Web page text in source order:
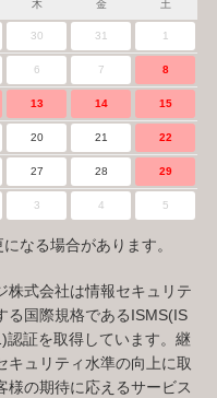
木 金 土
30 31 1
6 7 8
13 14 15
20 21 22
27 28 29
3 4 5
なる場合があります。
株式会社は情報セキュリテ
る国際規格であるISMS(IS
認証を取得しています。継
キュリティ水準の向上に取
様の期待に応えるサービス